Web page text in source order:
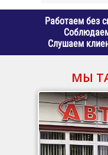
Работаем без
Слушаем
МЫ